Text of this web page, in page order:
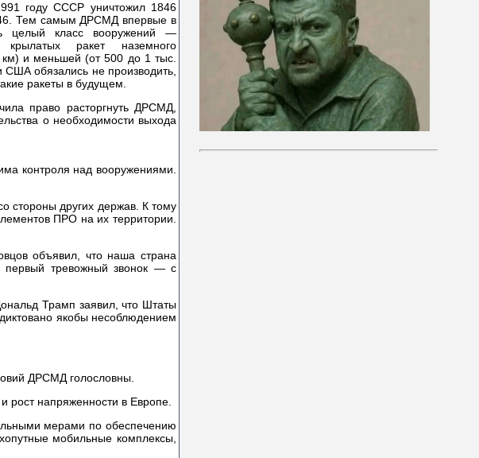
году СССР уничтожил 1846
Тем самым ДРСМД впервые в
целый класс вооружений —
ракет наземного
и меньшей (от 500 до 1 тыс.
обязались не производить,
ракеты в будущем.
право расторгнуть ДРСМД,
о необходимости выхода
контроля над вооружениями.
стороны других держав. К тому
ПРО на их территории.
объявил, что наша страна
первый тревожный звонок — с
Трамп заявил, что Штаты
якобы несоблюдением
ДРСМД голословны.
рост напряженности в Европе.
мерами по обеспечению
мобильные комплексы,